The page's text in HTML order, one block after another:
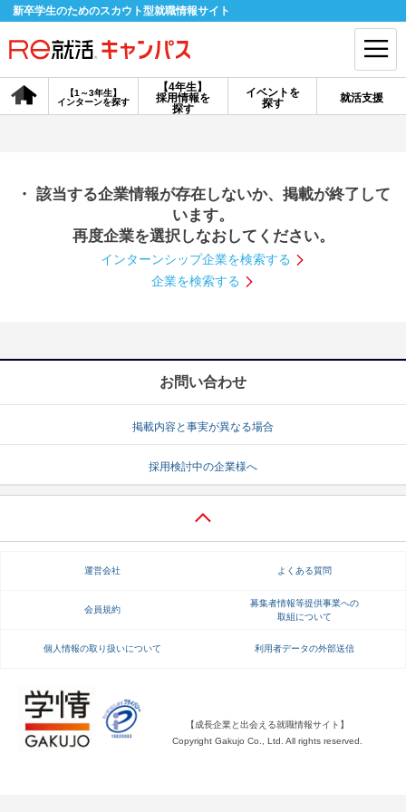
新卒学生のためのスカウト型就職情報サイト
【4年生】
採用情報を
探す
【1～3年生】
インターンを探す
イベントを
探す
就活支援
会員登録 ログイン
探す
【4年生】
説明会を探す
インターンを探す
就活ノウハウ・サポート
就活ノウハウが満載！ お役立ち記事・相談室など
就活ニュースペーパー よくある質問
不明点があればこちら
・ 該当する企業情報が存在しないか、掲載が終了して
います。
再度企業を選択しなおしてください。
インターンシップ企業を検索する
企業を検索する
お問い合わせ
掲載内容と事実が異なる場合
採用検討中の企業様へ
運営会社 よくある質問
会員規約
募集者情報等提供事業への
取組について
個人情報の取り扱いについて 利用者データの外部送信
【成長企業と出会える就職情報サイト】
Copyright Gakujo Co., Ltd. All rights reserved.